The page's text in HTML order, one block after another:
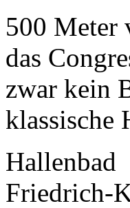
500 Meter
das
zwar kein
klassische
Hallenbad
Friedrich-